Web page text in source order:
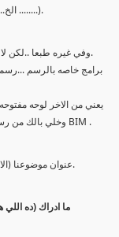
والترخيم للوصول لتصميم العناصر الانشائيه وعمل Check ..الخ ........).
ودي طبعا للكبير (AutoCad / ........) وفي غيره طبعا ..لكن لا يذكروا نسبيا للاوتوكاد.
يعني من الاخر لوحه
وخلي بالك من رسم اي حاجه دي عشان ده لب الموضوع والفرق بينه وبين ال BIM .
عنوان موضوعنا (الاخطر - الاسهل - الاعمق - الادق - اتكلم من هنا لبكره..........).